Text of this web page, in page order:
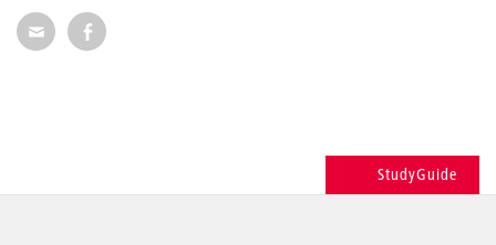
Seite per E-Mail weiterempfehlen
Seite auf Facebook weiterempfehlen
StudyGuide